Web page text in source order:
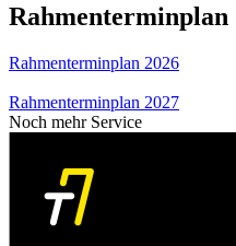
Rahmenterminplan
Rahmenterminplan 2026
Rahmenterminplan 2027
Noch mehr Service